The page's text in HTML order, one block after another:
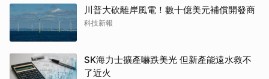
川普大砍離岸風電！數十億美元補償開發商
科技新報
SK海力士擴產嚇跌美光 但新產能遠水救不
了近火